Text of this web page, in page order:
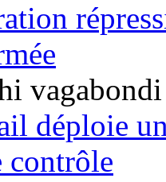
déploie
contrôle